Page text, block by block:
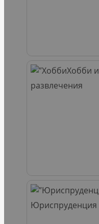
Хобби и
развлечения
Юриспруденция